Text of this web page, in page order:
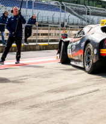
Events